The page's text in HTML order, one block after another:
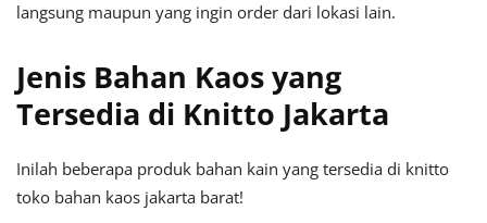
langsung maupun yang ingin order dari lokasi lain.
Jenis Bahan Kaos yang
Tersedia di Knitto Jakarta
Inilah beberapa produk bahan kain yang tersedia di knitto
toko bahan kaos jakarta barat!